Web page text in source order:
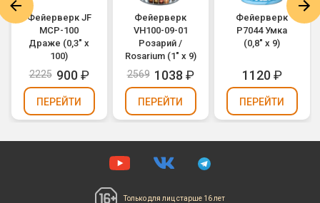
Фейерверк JF
MCP-100
Драже (0,3" х
100)
2225 900₽
ПЕРЕЙТИ
Фейерверк
VH100-09-01
Розарий /
Rosarium (1" х 9)
2569 1038 ₽
ПЕРЕЙТИ
Фейерверк
Р7044 Умка
(0,8" х 9)
1120₽
ПЕРЕЙТИ
Только для лиц старше 16 лет